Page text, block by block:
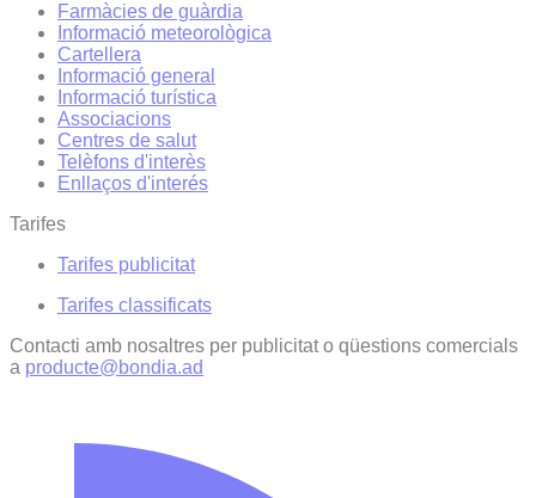
Farmàcies de guàrdia
Informació meteorològica
Cartellera
Informació general
Informació turística
Associacions
Centres de salut
Telèfons d'interès
Enllaços d'interés
Tarifes
Tarifes publicitat
Tarifes classificats
Contacti amb nosaltres per publicitat o qüestions comercials
a producte@bondia.ad